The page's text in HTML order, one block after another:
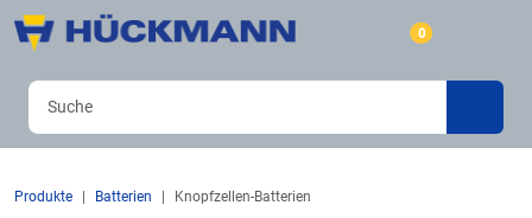
0
Produkte Batterien Knopfzellen-Batterien